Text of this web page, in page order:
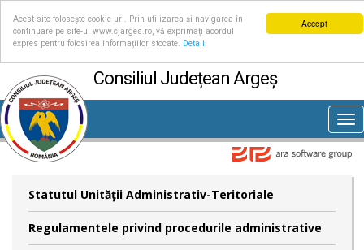
Accept
Acest site folosește cookie-uri. Prin utilizarea și navigarea în
continuare pe site-ul www.cjarges.ro, vă exprimați acordul
expres pentru folosirea informațiilor stocate.
Detalii
Consiliul Județean Argeș
Statutul Unităţii Administrativ-Teritoriale
Regulamentele privind procedurile administrative